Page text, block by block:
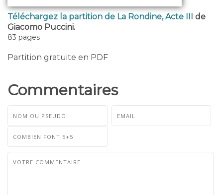
Téléchargez la partition de La Rondine, Acte III de
Giacomo Puccini.
83 pages
Partition gratuite en PDF
Commentaires